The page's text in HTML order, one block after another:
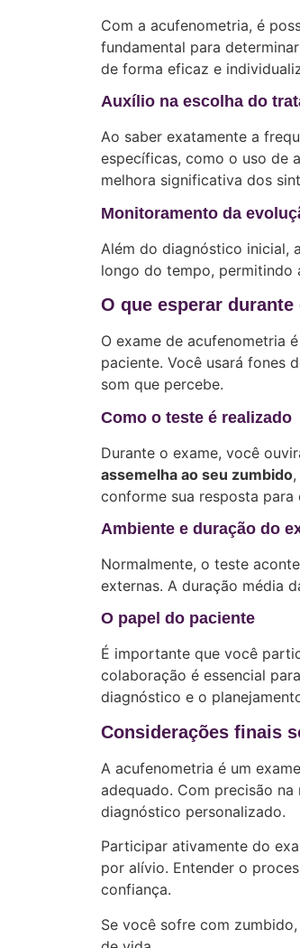
Com a acufenometria, é
fundamental para
de forma eficaz e
Auxílio na escolha do
Ao saber exatamente a
específicas, como o uso de
melhora significativa dos
Monitoramento da
Além do diagnóstico inicial,
longo do tempo, permitindo
O que esperar
O exame de acufenometria
paciente. Você usará fones
som que percebe.
Como o teste é realizado
Durante o exame, você
assemelha ao seu zumbido
conforme sua resposta
Ambiente e duração do
Normalmente, o teste
externas. A duração média
O papel do paciente
É importante que você
colaboração é essencial
diagnóstico e o
Considerações finais
A acufenometria é um
adequado. Com precisão
diagnóstico personalizado.
Participar ativamente do
por alívio. Entender o
confiança.
Se você sofre com